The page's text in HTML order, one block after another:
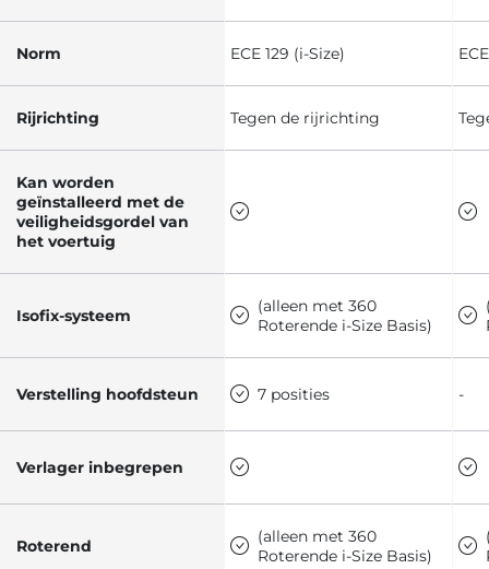
Norm ECE 129 (i-Size)
Rijrichting Tegen de rijrichting
Kan worden
geïnstalleerd met de
veiligheidsgordel van
het voertuig
Isofix-systeem
(alleen met 360
Roterende i-Size Basis)
Verstelling hoofdsteun 7 posities -
Verlager inbegrepen
Roterend
(alleen met 360
Roterende i-Size Basis)